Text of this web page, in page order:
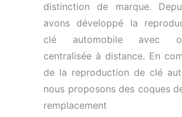
distinction de marque.
avons développé la
clé automobile avec
centralisée à distance. En
de la reproduction de clé
nous proposons des coques
remplacement